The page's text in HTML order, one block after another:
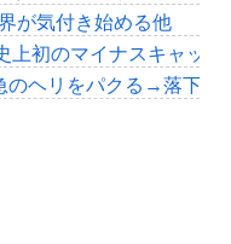
が気付き始める他
上初のマイナスキャッ
のヘリをパクる→落下【